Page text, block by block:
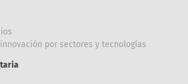
por sectores y tecnologías